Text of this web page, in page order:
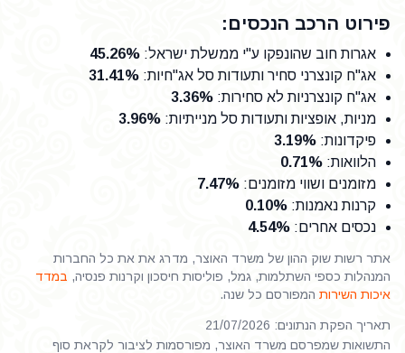
פירוט הרכב הנכסים:
אגרות חוב שהונפקו ע"י ממשלת ישראל:
45.26%
אג"ח קונצרני סחיר ותעודות סל אג"חיות:
31.41%
אג"ח קונצרניות לא סחירות:
3.36%
מניות, אופציות ותעודות סל מנייתיות:
3.96%
פיקדונות:
3.19%
הלוואות:
0.71%
מזומנים ושווי מזומנים:
7.47%
קרנות נאמנות:
0.10%
נכסים אחרים:
4.54%
אתר רשות שוק ההון של משרד האוצר, מדרג את את כל החברות
המנהלות כספי השתלמות, גמל, פוליסות חיסכון וקרנות פנסיה, במדד
איכות השירות המפורסם כל שנה.
תאריך הפקת הנתונים: 21/07/2026
התשואות שמפרסם משרד האוצר, מפורסמות לציבור לקראת סוף